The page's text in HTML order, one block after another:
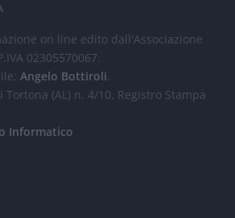
on line edito dall'Associazione
02305570067.
Angelo Bottiroli.
(AL) n. 4/10, Registro Stampa
Informatico